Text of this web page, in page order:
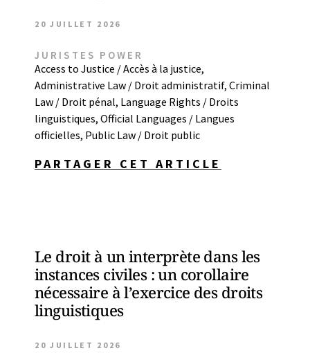
20 JUILLET 2026
JURISTES POWER
Access to Justice / Accès à la justice,
Administrative Law / Droit administratif, Criminal
Law / Droit pénal, Language Rights / Droits
linguistiques, Official Languages / Langues
officielles, Public Law / Droit public
PARTAGER CET ARTICLE
Le droit à un interprète dans les
instances civiles : un corollaire
nécessaire à l’exercice des droits
linguistiques
20 JUILLET 2026